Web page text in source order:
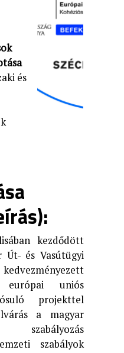
és
kezdődött
Út- és Vasútügyi
európai uniós
projekttel
a magyar
szabályok